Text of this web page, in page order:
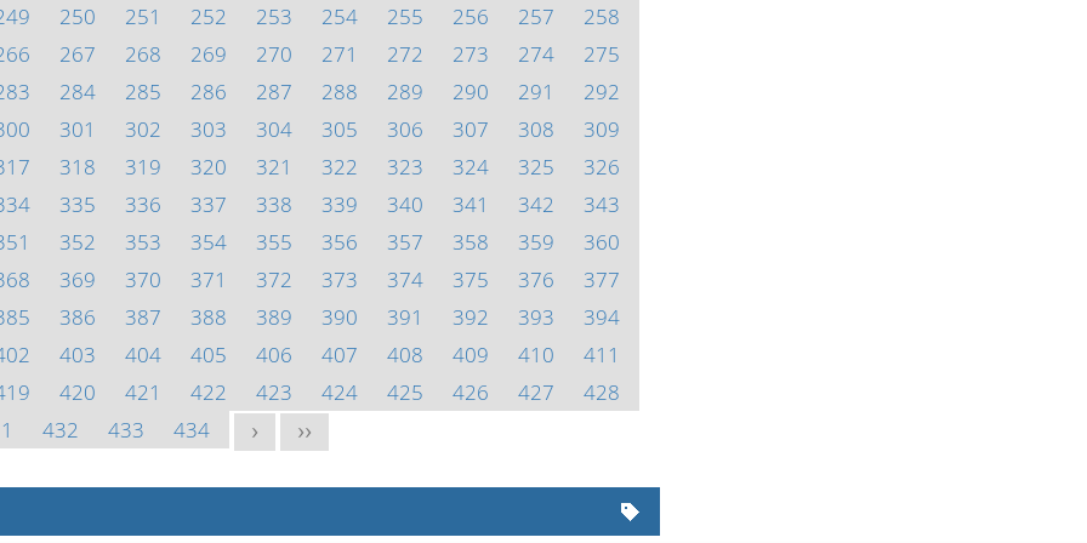
250 251 252 253 254 255 256 257
258
267 268 269 270 271 272 273 274
275
284 285 286 287 288 289 290 291
292
301 302 303 304 305 306 307 308
309
318 319 320 321 322 323 324 325
326
335 336 337 338 339 340 341 342
343
352 353 354 355 356 357 358 359
360
369 370 371 372 373 374 375 376
377
386 387 388 389 390 391 392 393
394
403 404 405 406 407 408 409 410
411
420 421 422 423 424 425 426 427
428
432 433 434 > >>